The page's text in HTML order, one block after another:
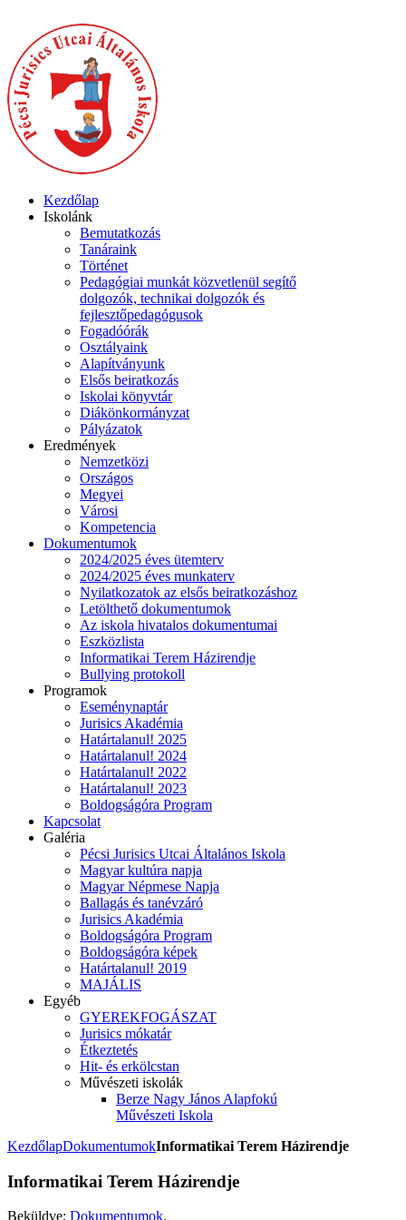
Kezdőlap
Iskolánk
Bemutatkozás
Tanáraink
Történet
Pedagógiai munkát közvetlenül segítő
dolgozók, technikai dolgozók és
fejlesztőpedagógusok
Fogadóórák
Osztályaink
Alapítványunk
Elsős beiratkozás
Iskolai könyvtár
Diákönkormányzat
Pályázatok
Eredmények
Nemzetközi
Országos
Megyei
Városi
Kompetencia
Dokumentumok
2024/2025 éves ütemterv
2024/2025 éves munkaterv
Nyilatkozatok az elsős beiratkozáshoz
Letölthető dokumentumok
Az iskola hivatalos dokumentumai
Eszközlista
Informatikai Terem Házirendje
Bullying protokoll
Programok
Eseménynaptár
Jurisics Akadémia
Határtalanul! 2025
Határtalanul! 2024
Határtalanul! 2022
Határtalanul! 2023
Boldogságóra Program
Kapcsolat
Galéria
Pécsi Jurisics Utcai Általános Iskola
Magyar kultúra napja
Magyar Népmese Napja
Ballagás és tanévzáró
Jurisics Akadémia
Boldogságóra Program
Boldogságóra képek
Határtalanul! 2019
MAJÁLIS
Egyéb
GYEREKFOGÁSZAT
Jurisics mókatár
Étkeztetés
Hit- és erkölcstan
Művészeti iskolák
Berze Nagy János Alapfokú
Művészeti Iskola
KezdőlapDokumentumokInformatikai Terem Házirendje
Informatikai Terem Házirendje
Beküldve: Dokumentumok.